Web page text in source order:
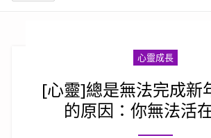
心靈成長
[心靈]總是無法完成新
的原因：你無法活